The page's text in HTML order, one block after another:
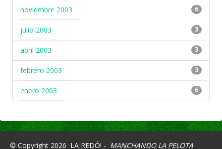
noviembre 2003 6
julio 2003 3
abril 2003 3
febrero 2003 3
enero 2003 6
© Copyright 2026 LA REDÓ! - MANCHANDO LA PELOTA